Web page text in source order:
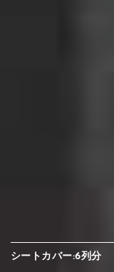
シートカバー:6列分